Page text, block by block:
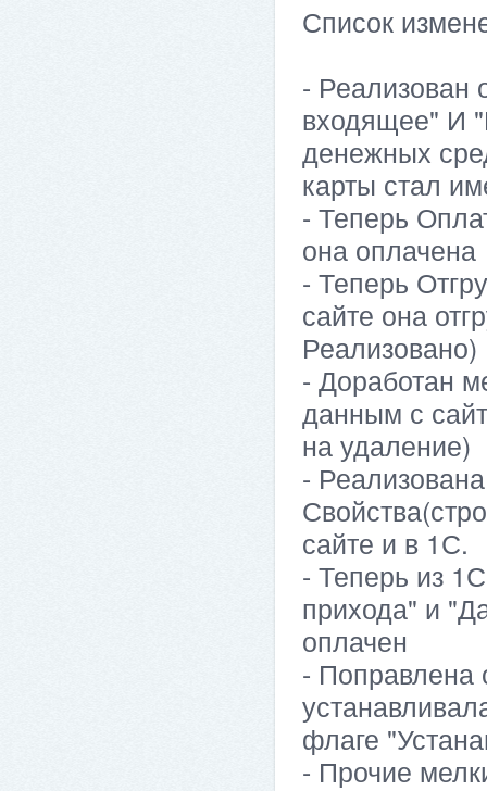
Список
- Реализован
входящее" И
денежных
карты стал
- Теперь
она оплачена
- Теперь
сайте она
Реализовано)
- Доработан
данным с
на удаление)
-
сайте и в 1С.
- Теперь из
прихода" и
оплачен
- Поправлена
флаге
- Прочие